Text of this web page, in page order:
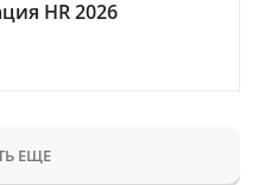
HR 2026
ЕЩЕ